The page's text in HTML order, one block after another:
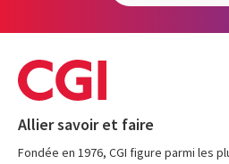
Allier savoir et faire
Fondée en 1976, CGI figure parmi les